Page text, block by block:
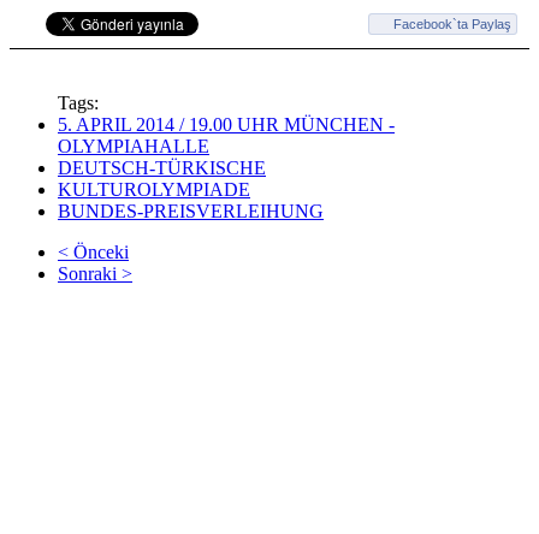
Facebook`ta Paylaş
Tags:
5. APRIL 2014 / 19.00 UHR MÜNCHEN -
OLYMPIAHALLE
DEUTSCH-TÜRKISCHE
KULTUROLYMPIADE
BUNDES-PREISVERLEIHUNG
< Önceki
Sonraki >